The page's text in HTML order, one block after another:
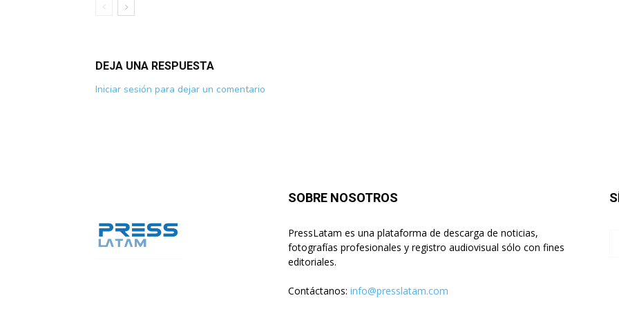
DEJA UNA RESPUESTA
Iniciar sesión para dejar un comentario
SOBRE NOSOTROS
PressLatam es una plataforma de descarga de noticias,
fotografías profesionales y registro audiovisual sólo con fines
editoriales.
Contáctanos: info@presslatam.com